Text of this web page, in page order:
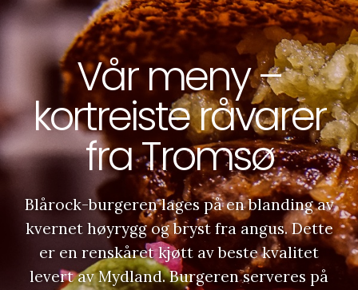
Vår meny –
kortreiste råvarer
fra Tromsø
Blårock-burgeren lages på en blanding av
kvernet høyrygg og bryst fra angus. Dette
er en renskåret kjøtt av beste kvalitet
levert av Mydland. Burgeren serveres på